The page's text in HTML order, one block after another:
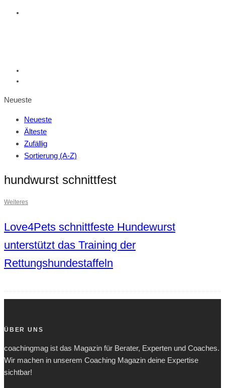
Neueste
Neueste
Älteste
Zufällig
Sortierung (A-Z)
hundwurst schnittfest
Weiteres
Love4Pets schnittfeste Hundewurst
unterstützt das Training der
Rettungshundestaffeln
ÜBER UNS
coachingmag ist das Magazin für Berater, Experten und Coaches.
Wir machen in unserem Coaching Magazin deine Expertise
sichtbar!